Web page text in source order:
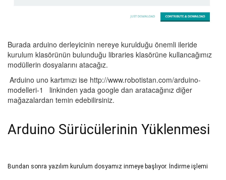
Burada arduino derleyicinin nereye kurulduğu önemli ileride
kurulum klasörünün bulunduğu libraries klasörüne kullancağımız
modüllerin dosyalarını atacağız.
Arduino uno kartımızı ise http://www.robotistan.com/arduino-
modelleri-1 linkinden yada google dan aratacağınız diğer
mağazalardan temin edebilirsiniz.
Arduino Sürücülerinin Yüklenmesi
Bundan sonra yazılım kurulum dosyamız inmeye başlıyor. İndirme işlemi